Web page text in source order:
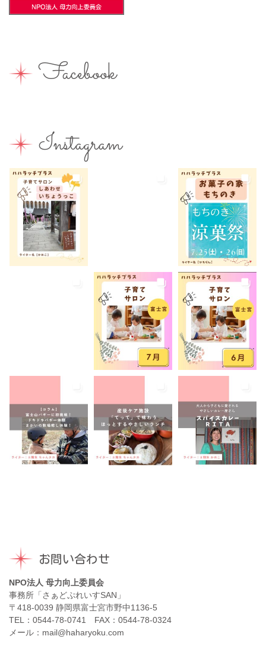
一時保育 一時預かり
子連れ 子連れOK
富士山本宮浅間大社 小学生
屋外イベント 幼児 広報ふじのみや
弁当 我が家のコロナ対策 授乳室あり
撮影スポット 有機野菜 未就園児
未就学児 水遊び 無料
産後ケア 病児保育 癒しスポット
見学 観光地
託児有り 講座 講演会 転入ママ
離乳食持ち込みOK 離乳食販売 雨でも遊べる
駐車場あり
Facebook
Instagram
お問い合わせ
NPO法人 母力向上委員会
事務所「さぁどぷれいすSAN」
〒418-0039 静岡県富士宮市野中1136-5
TEL：0544-78-0741 FAX：0544-78-0324
メール：mail@haharyoku.com